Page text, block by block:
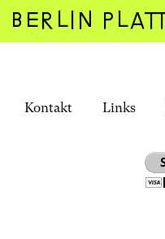
Zum
Inhalt
springen
Kontakt Links